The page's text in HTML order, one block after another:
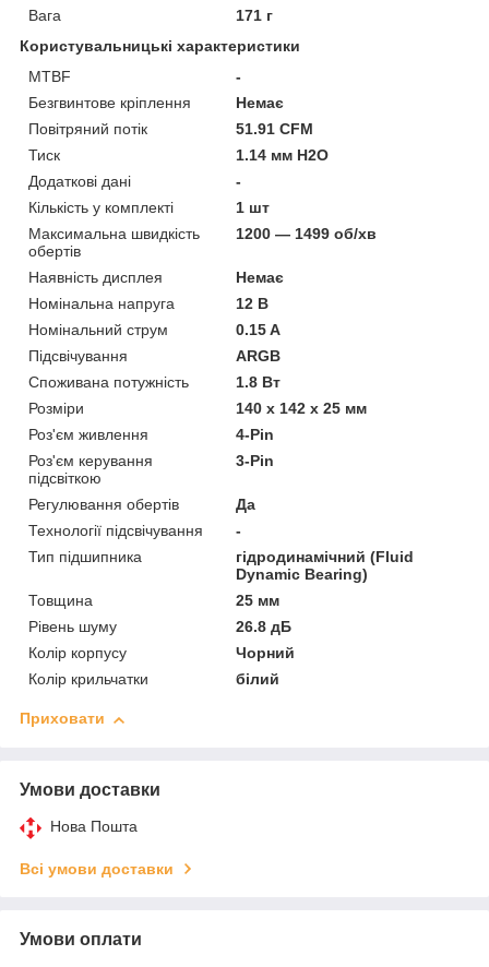
Вага
171 г
Користувальницькі характеристики
MTBF
-
Безгвинтове кріплення
Немає
Повітряний потік
51.91 CFM
Тиск
1.14 мм H2O
Додаткові дані
-
Кількість у комплекті
1 шт
Максимальна швидкість
обертів
1200 — 1499 об/хв
Наявність дисплея
Немає
Номінальна напруга
12 В
Номінальний струм
0.15 A
Підсвічування
ARGB
Споживана потужність
1.8 Вт
Розміри
140 х 142 х 25 мм
Роз'єм живлення
4-Pin
Роз'єм керування
підсвіткою
3-Pin
Регулювання обертів
Да
Технології підсвічування
-
Тип підшипника
гідродинамічний (Fluid
Dynamic Bearing)
Товщина
25 мм
Рівень шуму
26.8 дБ
Колір корпусу
Чорний
Колір крильчатки
білий
Приховати
Умови доставки
Нова Пошта
Всі умови доставки
Умови оплати